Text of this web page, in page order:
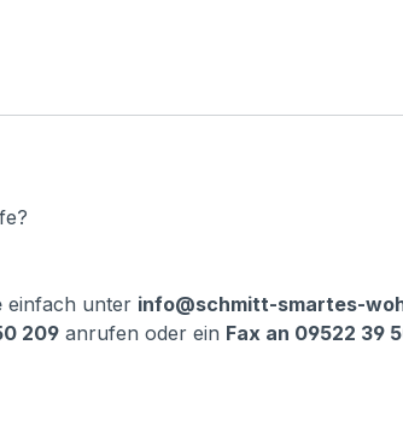
einfach unter info@schmitt-smartes-
209 anrufen oder ein Fax an 09522 39